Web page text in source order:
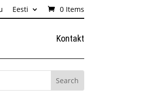
Eesti 0 Items
Kontakt